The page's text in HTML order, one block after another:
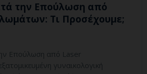
την Επούλωση από
Τι Προσέχουμε;
Επούλωση από Laser
γυναικολογική